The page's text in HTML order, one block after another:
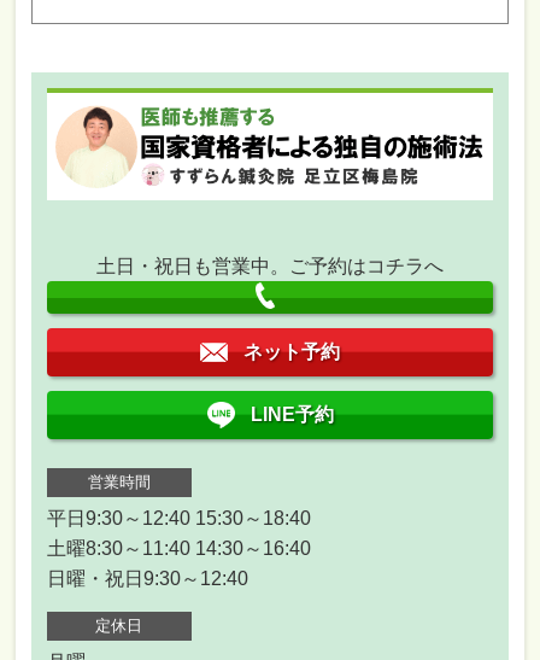
土日・祝日も営業中。ご予約はコチラへ
ネット予約
LINE予約
営業時間
平日9:30～12:40 15:30～18:40
土曜8:30～11:40 14:30～16:40
日曜・祝日9:30～12:40
定休日